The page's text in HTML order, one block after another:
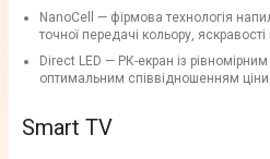
NanoCell — фірмова технологія
точної передачі кольору, яскравості
Direct LED — РК-екран із
оптимальним співвідношенням ціни
Smart TV